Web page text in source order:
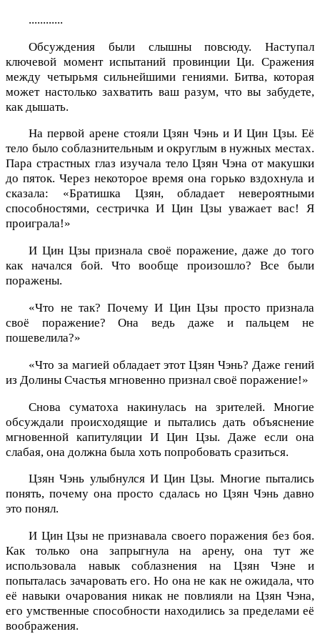
............
Обсуждения были слышны повсюду. Наступал
ключевой момент испытаний провинции Ци. Сражения
между четырьмя сильнейшими гениями. Битва, которая
может настолько захватить ваш разум, что вы забудете,
как дышать.
На первой арене стояли Цзян Чэнь и И Цин Цзы. Её
тело было соблазнительным и округлым в нужных местах.
Пара страстных глаз изучала тело Цзян Чэна от макушки
до пяток. Через некоторое время она горько вздохнула и
сказала: «Братишка Цзян, обладает невероятными
способностями, сестричка И Цин Цзы уважает вас! Я
проиграла!»
И Цин Цзы признала своё поражение, даже до того
как начался бой. Что вообще произошло? Все были
поражены.
«Что не так? Почему И Цин Цзы просто признала
своё поражение? Она ведь даже и пальцем не
пошевелила?»
«Что за магией обладает этот Цзян Чэнь? Даже гений
из Долины Счастья мгновенно признал своё поражение!»
Снова суматоха накинулась на зрителей. Многие
обсуждали происходящие и пытались дать объяснение
мгновенной капитуляции И Цин Цзы. Даже если она
слабая, она должна была хоть попробовать сразиться.
Цзян Чэнь улыбнулся И Цин Цзы. Многие пытались
понять, почему она просто сдалась но Цзян Чэнь давно
это понял.
И Цин Цзы не признавала своего поражения без боя.
Как только она запрыгнула на арену, она тут же
использовала навык соблазнения на Цзян Чэне и
попыталась зачаровать его. Но она не как не ожидала, что
её навыки очарования никак не повлияли на Цзян Чэна,
его умственные способности находились за пределами её
воображения.